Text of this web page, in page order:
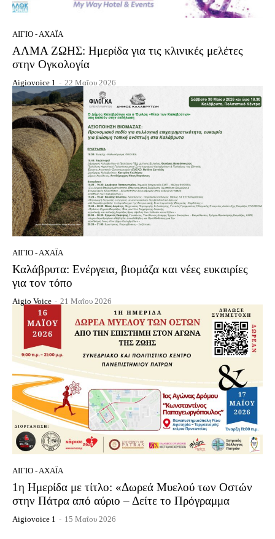
ΑΊΓΙΟ - ΑΧΑΪ́Α
ΑΛΜΑ ΖΩΗΣ: Ημερίδα για τις κλινικές μελέτες
στην Ογκολογία
Aigiovoice 1 - 22 Μαΐου 2026
ΑΊΓΙΟ - ΑΧΑΪ́Α
Καλάβρυτα: Ενέργεια, βιομάζα και νέες ευκαιρίες
για τον τόπο
Aigio Voice - 21 Μαΐου 2026
ΑΊΓΙΟ - ΑΧΑΪ́Α
1η Ημερίδα με τίτλο: «Δωρεά Μυελού των Οστών
στην Πάτρα από αύριο – Δείτε το Πρόγραμμα
Aigiovoice 1 - 15 Μαΐου 2026